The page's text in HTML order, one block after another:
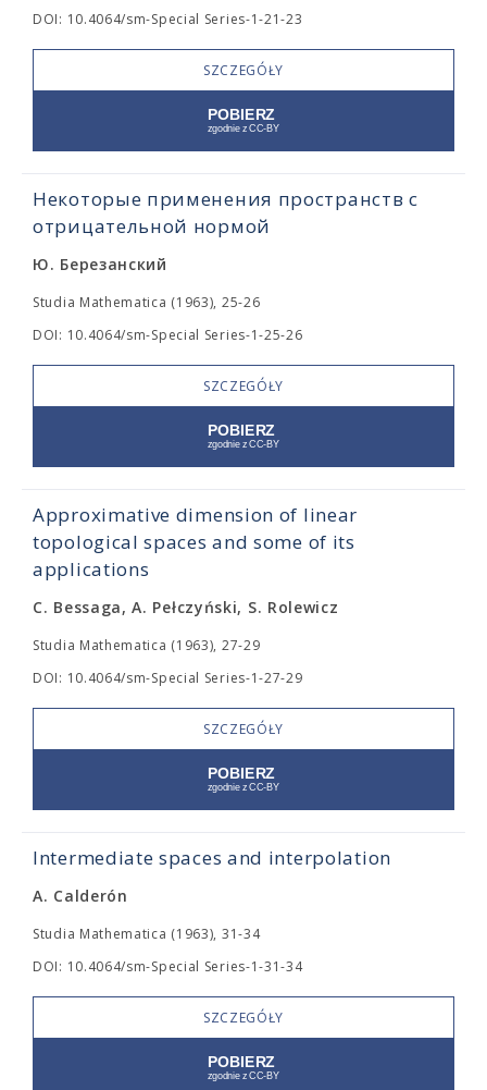
DOI: 10.4064/sm-Special Series-1-21-23
SZCZEGÓŁY
Некоторые применения пространств с
отрицательной нормой
Ю. Березанский
Studia Mathematica (1963), 25-26
DOI: 10.4064/sm-Special Series-1-25-26
SZCZEGÓŁY
Approximative dimension of linear
topological spaces and some of its
applications
C. Bessaga, A. Pełczyński, S. Rolewicz
Studia Mathematica (1963), 27-29
DOI: 10.4064/sm-Special Series-1-27-29
SZCZEGÓŁY
Intermediate spaces and interpolation
A. Calderón
Studia Mathematica (1963), 31-34
DOI: 10.4064/sm-Special Series-1-31-34
SZCZEGÓŁY